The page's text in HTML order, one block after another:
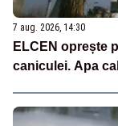
7 aug. 2026, 14:30
ELCEN oprește
caniculei. Apa